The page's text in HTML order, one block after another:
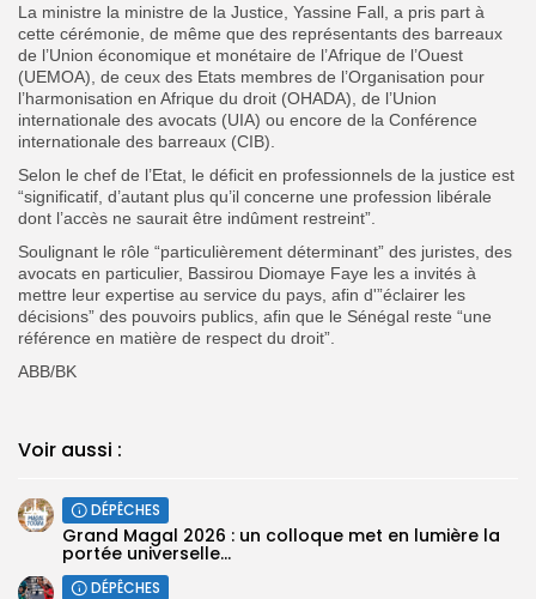
La ministre la ministre de la Justice, Yassine Fall, a pris part à
cette cérémonie, de même que des représentants des barreaux
de l’Union économique et monétaire de l’Afrique de l’Ouest
(UEMOA), de ceux des Etats membres de l’Organisation pour
l’harmonisation en Afrique du droit (OHADA), de l’Union
internationale des avocats (UIA) ou encore de la Conférence
internationale des barreaux (CIB).
Selon le chef de l’Etat, le déficit en professionnels de la justice est
“significatif, d’autant plus qu’il concerne une profession libérale
dont l’accès ne saurait être indûment restreint”.
Soulignant le rôle “particulièrement déterminant” des juristes, des
avocats en particulier, Bassirou Diomaye Faye les a invités à
mettre leur expertise au service du pays, afin d'”éclairer les
décisions” des pouvoirs publics, afin que le Sénégal reste “une
référence en matière de respect du droit”.
ABB/BK
Voir aussi :
DÉPÊCHES
Grand Magal 2026 : un colloque met en lumière la
portée universelle...
DÉPÊCHES